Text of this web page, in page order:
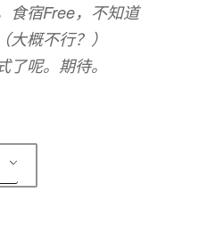
食宿Free，不知道
大概不行？）
呢。期待。